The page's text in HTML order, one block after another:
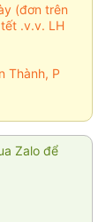
(đơn trên
.v.v. LH
Thành, P
Zalo để